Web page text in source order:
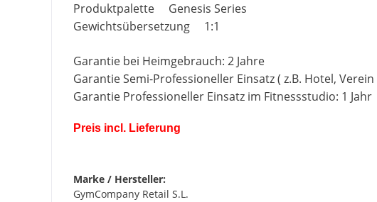
Produktpalette Genesis Series
Gewichtsübersetzung 1:1
Garantie bei Heimgebrauch: 2 Jahre
Garantie Semi-Professioneller Einsatz ( z.B. Hotel, Verein
Garantie Professioneller Einsatz im Fitnessstudio: 1 Jahr
Preis incl. Lieferung
Marke / Hersteller:
GymCompany Retail S.L.